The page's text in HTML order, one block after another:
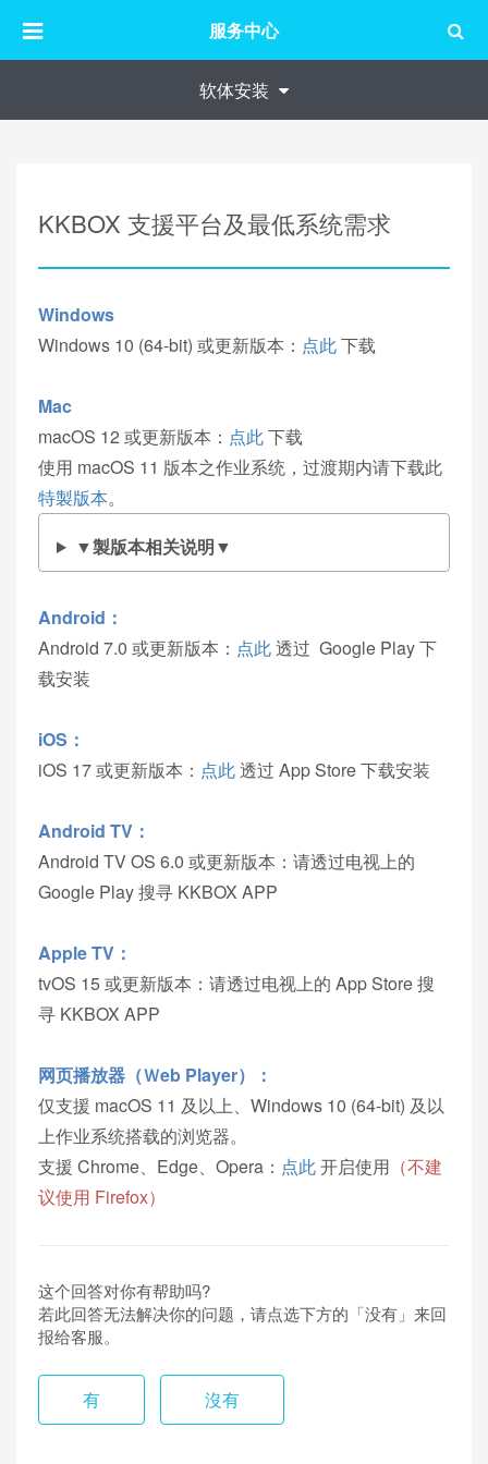
服务中心
软体安装
KKBOX 支援平台及最低系统需求
Windows
Windows 10 (64-bit) 或更新版本： 点此下载
Mac
macOS 12 或更新版本： 点此下载
使用 macOS 11 版本之作业系统，过渡期内请下载此
特製版本。
▼製版本相关说明▼
Android：
Android 7.0 或更新版本： 点此透过 Google Play 下
载安装
iOS：
iOS 17 或更新版本： 点此透过 App Store 下载安装
Android TV：
Android TV OS 6.0 或更新版本：请透过电视上的
Google Play 搜寻 KKBOX APP
Apple TV：
tvOS 15 或更新版本：请透过电视上的 App Store 搜
寻 KKBOX APP
网页播放器（Ｗeb Player）：
仅⽀援 macOS 11 及以上、Windows 10 (64-bit) 及以
上作业系统搭载的浏览器。
支援 Chrome、Edge、Opera： 点此开启使用 （不建
议使用 Firefox）
境
需
求
#
这个回答对你有帮助吗?
若此回答无法解决你的问题，请点选下方的「没有」来回
报给客服。
有 沒有